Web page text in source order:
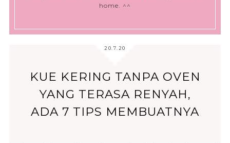
home. ^^
20.7.20
KUE KERING TANPA OVEN
YANG TERASA RENYAH,
ADA 7 TIPS MEMBUATNYA